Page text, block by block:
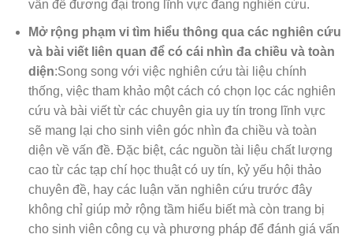
vấn đề đương đại trong lĩnh vực đang nghiên cứu.
Mở rộng phạm vi tìm hiểu thông qua các nghiên cứu
và bài viết liên quan để có cái nhìn đa chiều và toàn
diện:Song song với việc nghiên cứu tài liệu chính
thống, việc tham khảo một cách có chọn lọc các nghiên
cứu và bài viết từ các chuyên gia uy tín trong lĩnh vực
sẽ mang lại cho sinh viên góc nhìn đa chiều và toàn
diện về vấn đề. Đặc biệt, các nguồn tài liệu chất lượng
cao từ các tạp chí học thuật có uy tín, kỷ yếu hội thảo
chuyên đề, hay các luận văn nghiên cứu trước đây
không chỉ giúp mở rộng tầm hiểu biết mà còn trang bị
cho sinh viên công cụ và phương pháp để đánh giá vấn